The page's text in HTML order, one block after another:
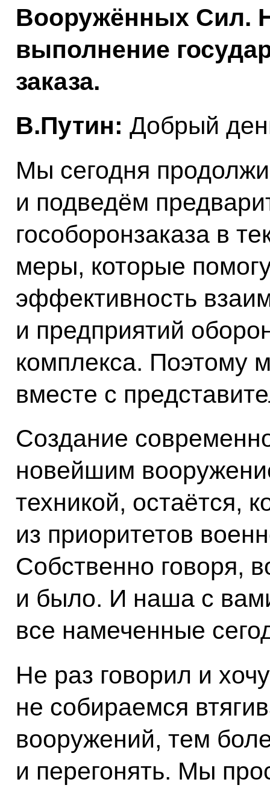
Вооружённых Сил.
выполнение
заказа.
В.Путин: Добрый
Мы сегодня
и подведём
гособоронзаказа в
меры, которые
эффективность
и предприятий
комплекса. Поэтому
вместе с
Создание
новейшим
техникой, остаётся,
из приоритетов
Собственно говоря,
и было. И наша с
все намеченные
Не раз говорил и
не собираемся
вооружений, тем
и перегонять. Мы